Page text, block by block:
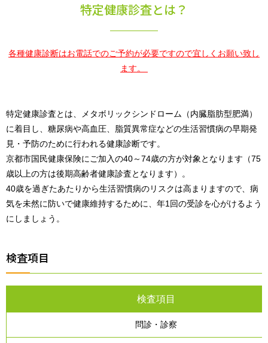
特定健康診査とは？
各種健康診断はお電話でのご予約が必要ですので宜しくお願い致し
ます。
特定健康診査とは、メタボリックシンドローム（内臓脂肪型肥満）
に着目し、糖尿病や高血圧、脂質異常症などの生活習慣病の早期発
見・予防のために行われる健康診断です。
京都市国民健康保険にご加入の40～74歳の方が対象となります（75
歳以上の方は後期高齢者健康診査となります）。
40歳を過ぎたあたりから生活習慣病のリスクは高まりますので、病
気を未然に防いで健康維持するために、年1回の受診を心がけるよう
にしましょう。
検査項目
検査項目
問診・診察